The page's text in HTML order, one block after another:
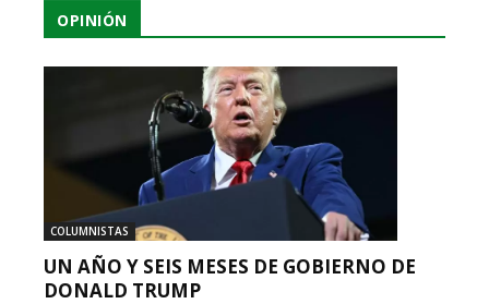
OPINIÓN
COLUMNISTAS
UN AÑO Y SEIS MESES DE GOBIERNO DE
DONALD TRUMP